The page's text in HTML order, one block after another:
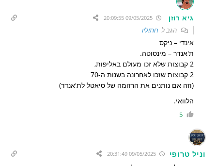
גיא רוזן 09/05/2025 20:09:55
הגב ל חתוליו
אינדי – ניקס
ת'אנדר – מינסוטה.
2 קבוצות שלא זכו מעולם באליפות,
2 קבוצות שזכו לאחרונה בשנות ה-70
(וזה אם נותנים את הרזומה של סיאטל לת'אנדר)
הלוואי.
5
וניל טרופי 09/05/2025 20:31:49